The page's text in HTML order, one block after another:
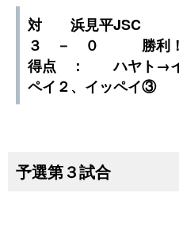
対 浜見平JSC
３ － ０ 勝利！
得点 ： ハヤト→イ
ペイ２、イッペイ③
予選第３試合